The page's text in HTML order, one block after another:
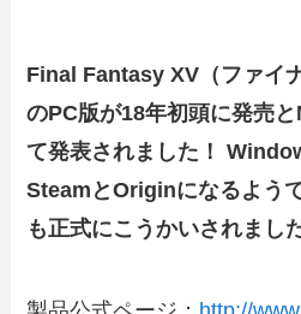
Final Fantasy XV（ファイ
のPC版が18年初頭に発売
て発表されました！
SteamとOriginになるよう
も正式にこうかいされました